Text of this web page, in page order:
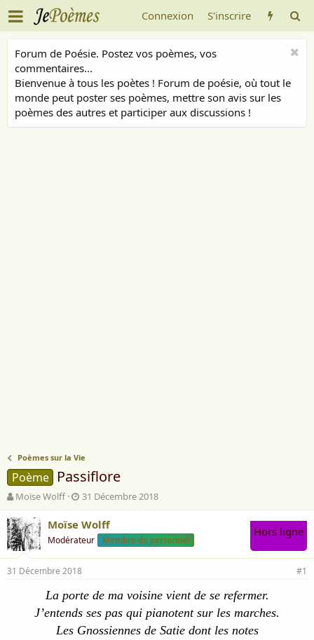
Connexion S'inscrire
Forum de Poésie. Postez vos poèmes, vos
commentaires...
Bienvenue à tous les poètes ! Forum de poésie, où tout le
monde peut poster ses poèmes, mettre son avis sur les
poèmes des autres et participer aux discussions !
Poèmes sur la Vie
Poème Passiflore
A
u
t
e
u
r
d
e
Moïse Wolff
D
a
t
d
e
d
é
b
u
31 Décembre 2018
Moïse Wolff
Modérateur Membre du personnel
Hors ligne
31 Décembre 2018 #1
La porte de ma voisine vient de se refermer.
J’entends ses pas qui pianotent sur les marches.
Les Gnossiennes de Satie dont les notes